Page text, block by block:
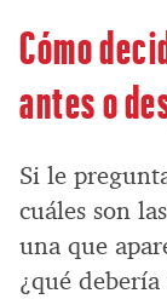
Cómo
antes o
Si le
cuáles son
una que
¿qué